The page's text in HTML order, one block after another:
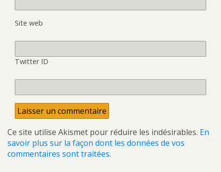
Site web
Twitter ID
Ce site utilise Akismet pour réduire les indésirables. En
savoir plus sur la façon dont les données de vos
commentaires sont traitées.